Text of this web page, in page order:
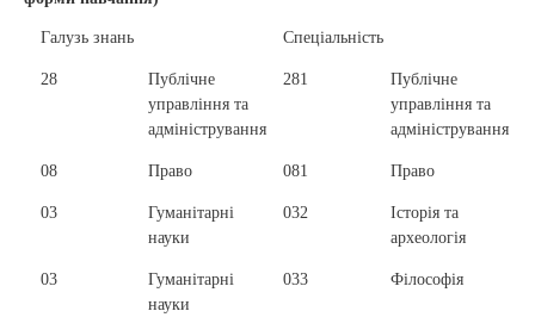
Галузь знань Спеціальність
28
Публічне
управління та
адміністрування
281
Публічне
управління та
адміністрування
08 Право 081 Право
03
Гуманітарні
науки
032
Історія та
археологія
03
Гуманітарні
науки
033 Філософія